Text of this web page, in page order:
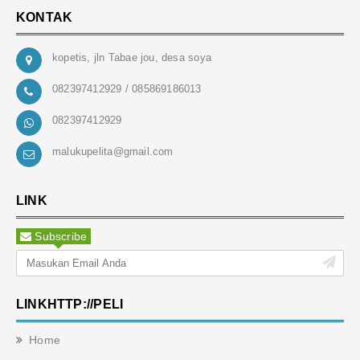
KONTAK
kopetis, jln Tabae jou, desa soya
082397412929 / 085869186013
082397412929
malukupelita@gmail.com
LINK
Subscribe
LINKHTTP://PELI
Home